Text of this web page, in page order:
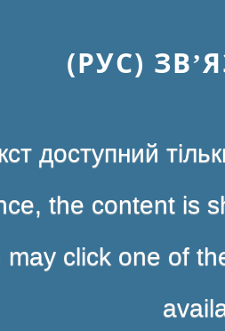
(РУС)
доступний
the content is
may click one of